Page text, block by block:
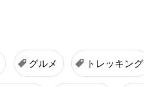
グルメ トレッキング